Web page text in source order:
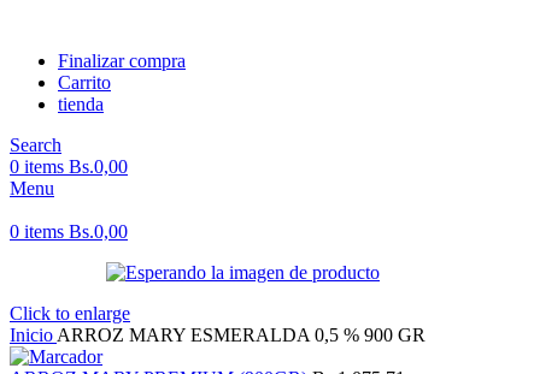
Finalizar compra
Carrito
tienda
Search
0 items Bs.0,00
Menu
0 items Bs.0,00
Click to enlarge
Inicio ARROZ MARY ESMERALDA 0,5 % 900 GR